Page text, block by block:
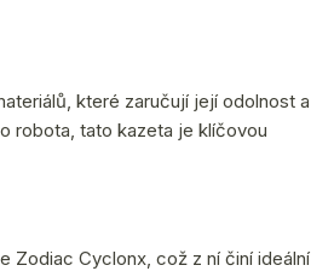
které zaručují její odolnost a
robota, tato kazeta je klíčovou
Zodiac Cyclonx, což z ní činí ideální